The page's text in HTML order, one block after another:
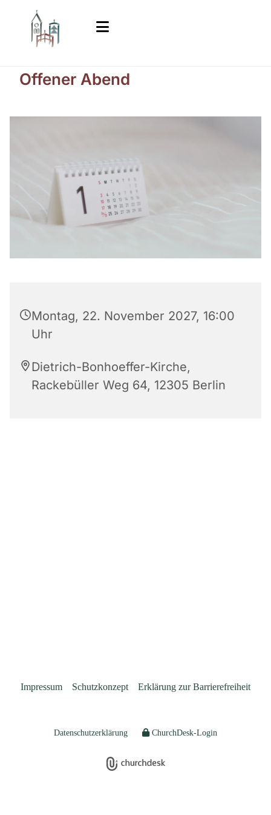
Offener Abend
Montag, 22. November 2027, 16:00
Uhr
Dietrich-Bonhoeffer-Kirche,
Rackebüller Weg 64, 12305 Berlin
Impressum Schutzkonzept Erklärung zur Barrierefreiheit
Datenschutzerklärung ChurchDesk-Login